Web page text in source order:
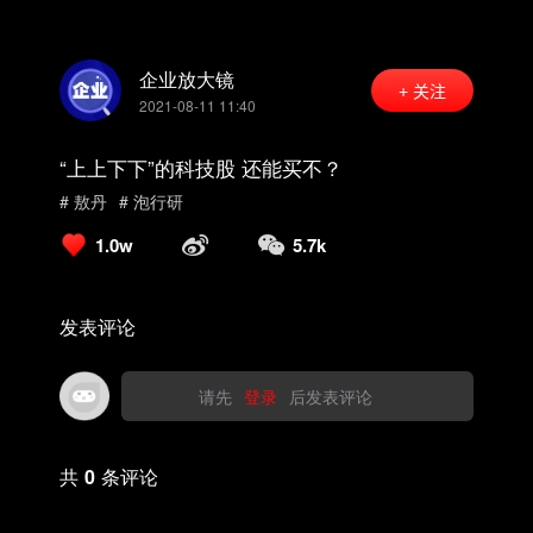
企业放大镜
2021-08-11 11:40
+ 关注
“上上下下”的科技股 还能买不？
# 敖丹 # 泡行研
1.0w 5.7k
发表评论
请先 登录 后发表评论
共 0 条评论